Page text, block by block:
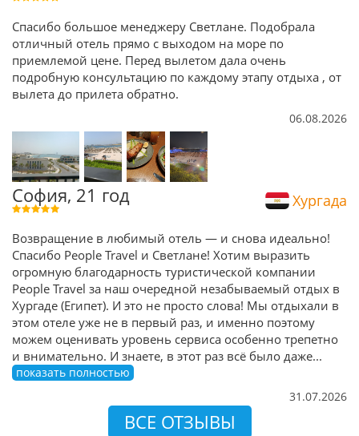
Спасибо большое менеджеру Светлане. Подобрала
отличный отель прямо с выходом на море по
приемлемой цене. Перед вылетом дала очень
подробную консультацию по каждому этапу отдыха , от
вылета до прилета обратно.
06.08.2026
София, 21 год Хургада
Возвращение в любимый отель — и снова идеально!
Спасибо People Travel и Светлане! Хотим выразить
огромную благодарность туристической компании
People Travel за наш очередной незабываемый отдых в
Хургаде (Египет). И это не просто слова! Мы отдыхали в
этом отеле уже не в первый раз, и именно поэтому
можем оценивать уровень сервиса особенно трепетно
и внимательно. И знаете, в этот раз всё было даже...
показать полностью
31.07.2026
ВСЕ ОТЗЫВЫ